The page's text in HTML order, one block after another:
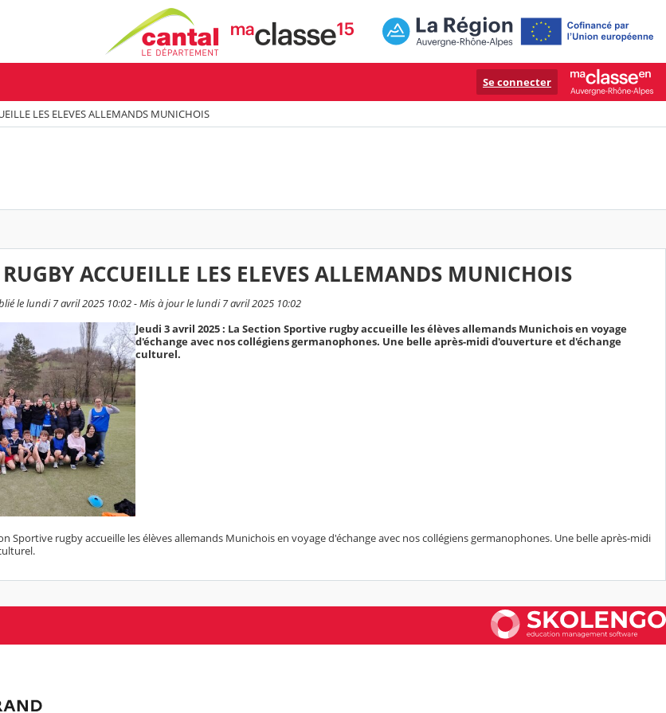
Se connecter
LES ELEVES ALLEMANDS MUNICHOIS
ACCUEILLE LES ELEVES ALLEMANDS MUNICHOIS
le lundi 7 avril 2025 10:02 - Mis à jour le lundi 7 avril 2025 10:02
Jeudi 3 avril 2025 : La Section Sportive rugby accueille les élèves allemands Munichois en voyage
d'échange avec nos collégiens germanophones. Une belle après-midi d'ouverture et d'échange
culturel.
Sportive rugby accueille les élèves allemands Munichois en voyage d'échange avec nos collégiens germanophones. Une belle après-midi